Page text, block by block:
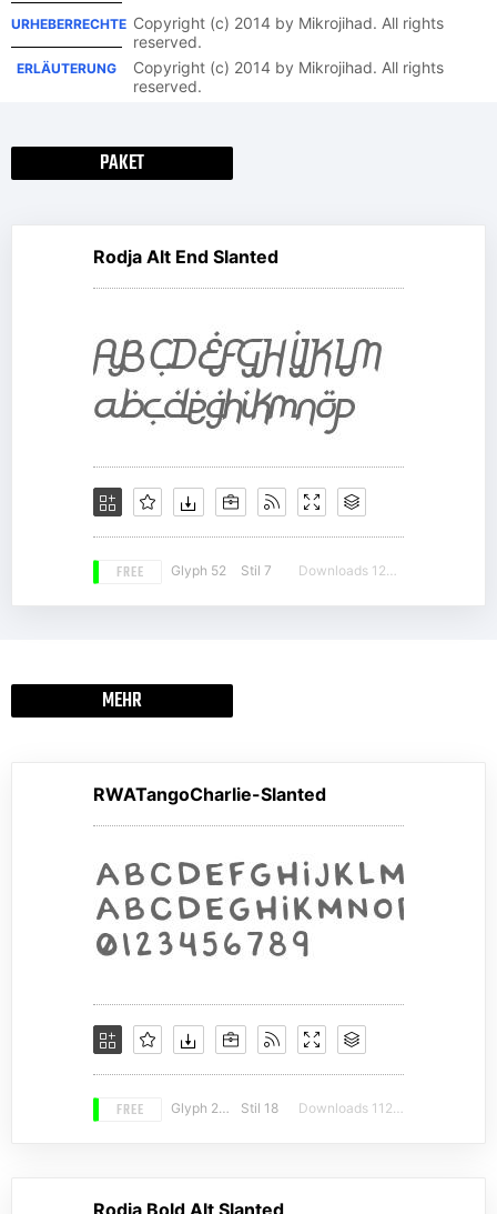
URHEBERRECHTE Copyright (c) 2014 by Mikrojihad. All rights
reserved.
ERLÄUTERUNG
Copyright (c) 2014 by Mikrojihad. All rights
reserved.
PAKET
Rodja Alt End Slanted
FREE Glyph 52 Stil 7 Downloads 12881
MEHR
RWATangoCharlie-Slanted
FREE Glyph 293 Stil 18 Downloads 11226
Rodja Bold Alt Slanted